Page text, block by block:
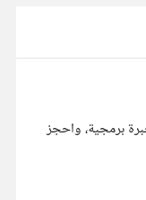
برمجية، واحجز